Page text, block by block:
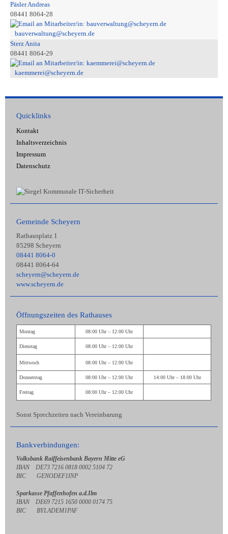
Päsler Andreas
08441 8064-28
bauverwaltung@scheyern.de
Sterz Anita
08441 8064-29
kaemmerei@scheyern.de
Quicklinks
Kontakt
Inhaltsverzeichnis
Impressum
Datenschutz
Gemeinde Scheyern
Rathausplatz 1
85298 Scheyern
08441 8064-0
08441 8064-64
scheyern@scheyern.de
www.scheyern.de
Öffnungszeiten des Rathauses
Montag 08:00 Uhr – 12:00 Uhr
Dienstag 08:00 Uhr – 12:00 Uhr
Mittwoch 08:00 Uhr – 12:00 Uhr
Donnerstag 08:00 Uhr – 12:00 Uhr 14:00 Uhr – 18:00 Uhr
Freitag 08:00 Uhr – 12:00 Uhr
Sonst Sprechzeiten nach Vereinbarung
Bankverbindungen:
Volksbank Raiffeisenbank Bayern Mitte eG
IBAN DE73 7216 0818 0002 5104 72
BIC GENODEF1INP
Sparkasse Pfaffenhofen a.d.Ilm
IBAN DE69 7215 1650 0000 0174 75
BIC BYLADEM1PAF